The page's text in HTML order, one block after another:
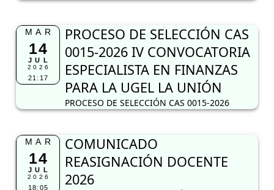
MAR
14
JUL
2026
21:17
PROCESO DE SELECCIÓN CAS
0015-2026 IV CONVOCATORIA
ESPECIALISTA EN FINANZAS
PARA LA UGEL LA UNIÓN
PROCESO DE SELECCIÓN CAS 0015-2026
MAR
14
JUL
2026
18:05
COMUNICADO
REASIGNACIÓN DOCENTE
2026